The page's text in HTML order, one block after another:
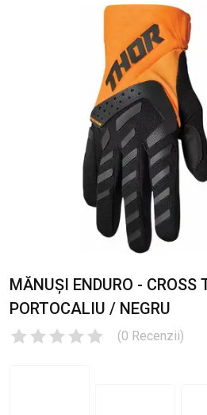
MĂNUȘI ENDURO - CROSS
PORTOCALIU / NEGRU
(0 Recenzii)